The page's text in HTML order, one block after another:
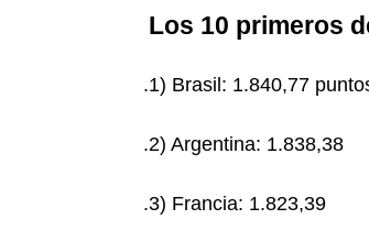
Los 10 primeros
.1) Brasil: 1.840,77
.2) Argentina: 1.838,38
.3) Francia: 1.823,39